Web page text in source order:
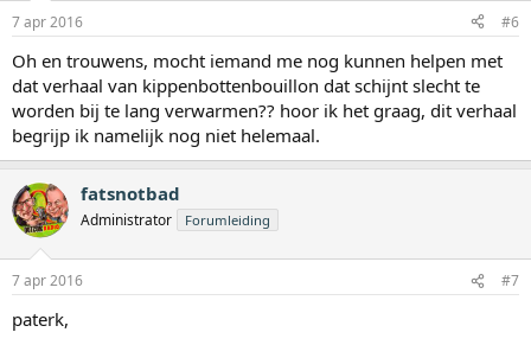
7 apr 2016 #6
Oh en trouwens, mocht iemand me nog kunnen helpen met
dat verhaal van kippenbottenbouillon dat schijnt slecht te
worden bij te lang verwarmen?? hoor ik het graag, dit verhaal
begrijp ik namelijk nog niet helemaal.
fatsnotbad
Administrator Forumleiding
7 apr 2016 #7
paterk,